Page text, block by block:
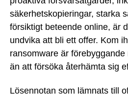
säkerhetskopieringar, starka
försiktigt beteende online, är
undvika att bli ett offer. Kom
ransomware är
än att försöka återhämta sig
Lösennotan som lämnats till